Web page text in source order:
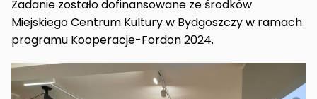
Zadanie zostało dofinansowane ze środków
Miejskiego Centrum Kultury w Bydgoszczy w ramach
programu Kooperacje-Fordon 2024.